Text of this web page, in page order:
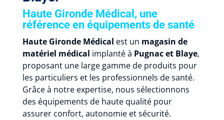
Haute Gironde Médical, une
référence en équipements de santé
Haute Gironde Médical est un magasin de
matériel médical implanté à Pugnac et Blaye,
proposant une large gamme de produits pour
les particuliers et les professionnels de santé.
Grâce à notre expertise, nous sélectionnons
des équipements de haute qualité pour
assurer confort, autonomie et sécurité.